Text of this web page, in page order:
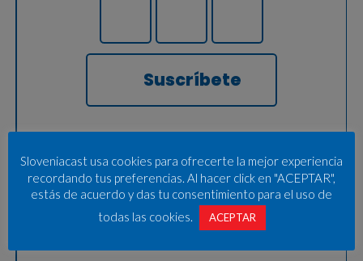
Suscríbete
Sloveniacast usa cookies para ofrecerte la mejor experiencia
recordando tus preferencias. Al hacer click en "ACEPTAR",
estás de acuerdo y das tu consentimiento para el uso de
todas las cookies.
ACEPTAR